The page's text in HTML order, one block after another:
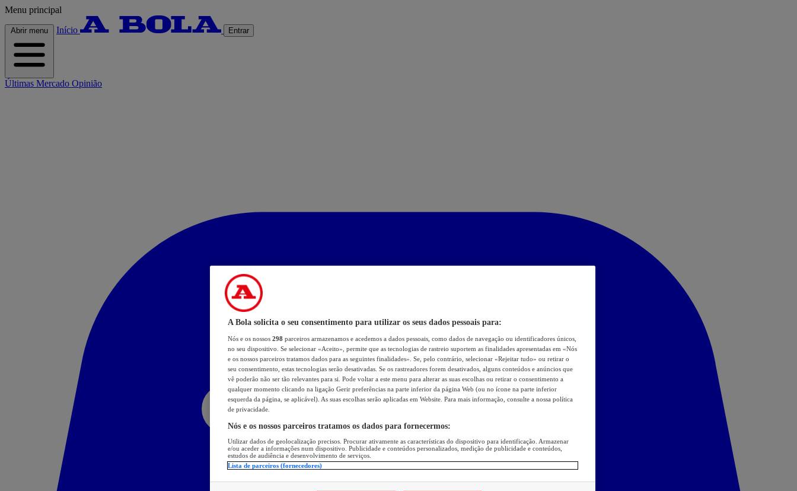
Menu principal
Abrir menu Início Entrar
Últimas Mercado Opinião
A Bola solicita o seu consentimento para utilizar os seus dados pessoais para:
Nós e os nossos 298 parceiros armazenamos e acedemos a dados pessoais, como dados de navegação ou identificadores únicos,
no seu dispositivo. Se selecionar «Aceito», permite que as tecnologias de rastreio suportem as finalidades apresentadas em «Nós
e os nossos parceiros tratamos dados para as seguintes finalidades». Se, pelo contrário, selecionar «Rejeitar tudo» ou retirar o
seu consentimento, estas tecnologias serão desativadas. Se os rastreadores forem desativados, alguns conteúdos e anúncios que
vê poderão não ser tão relevantes para si. Pode voltar a este menu para alterar as suas escolhas ou retirar o consentimento a
qualquer momento clicando na ligação Gerir preferências na parte inferior da página Web (ou no ícone na parte inferior
esquerda da página, se aplicável). As suas escolhas serão aplicadas em Website. Para mais informação, consulte a nossa política
de privacidade.
Nós e os nossos parceiros tratamos os dados para fornecermos:
Utilizar dados de geolocalização precisos. Procurar ativamente as características do dispositivo para identificação. Armazenar
e/ou aceder a informações num dispositivo. Publicidade e conteúdos personalizados, medição de publicidade e conteúdos,
estudos de audiência e desenvolvimento de serviços.
Lista de parceiros (fornecedores)